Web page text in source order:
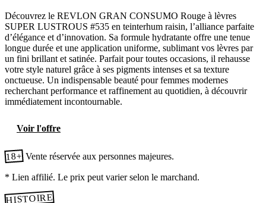
Découvrez le REVLON GRAN CONSUMO Rouge à lèvres
SUPER LUSTROUS #535 en teinterhum raisin, l’alliance parfaite
d’élégance et d’innovation. Sa formule hydratante offre une tenue
longue durée et une application uniforme, sublimant vos lèvres par
un fini brillant et satinée. Parfait pour toutes occasions, il rehausse
votre style naturel grâce à ses pigments intenses et sa texture
onctueuse. Un indispensable beauté pour femmes modernes
recherchant performance et raffinement au quotidien, à découvrir
immédiatement incontournable.
Voir l'offre
18+ Vente réservée aux personnes majeures.
* Lien affilié. Le prix peut varier selon le marchand.
HISTOIRE